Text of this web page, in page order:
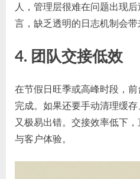
人，管理层很难在问题出现
言，缺乏透明的日志机制会带
4. 团队交接低效
在节假日旺季或高峰时段，
完成。如果还要手动清理缓
又极易出错。交接效率低下
与客户体验。